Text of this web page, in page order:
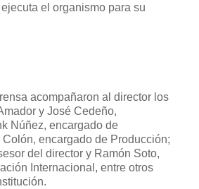
el organismo para su
acompañaron al director los
y José Cedeño,
Núñez, encargado de
encargado de Producción;
del director y Ramón Soto,
Internacional, entre otros